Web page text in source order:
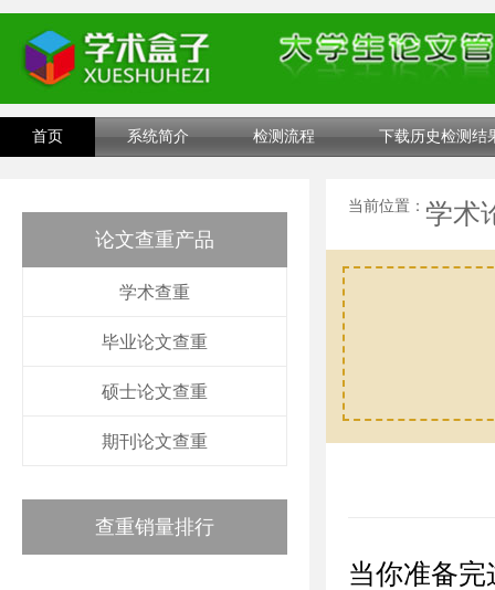
首页 系统简介 检测流程 下载历史检测结
论文查重产品
学术查重
毕业论文查重
硕士论文查重
期刊论文查重
查重销量排行
当前位置： 学术
当你准备